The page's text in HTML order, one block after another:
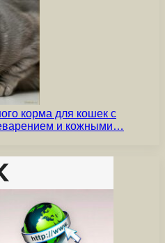
корма для кошек с
и кожными…